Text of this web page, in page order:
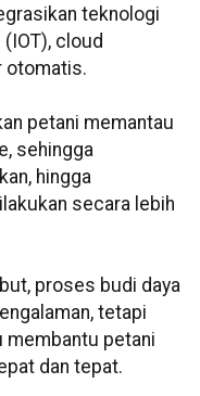
teknologi
cloud
otomatis.
petani memantau
sehingga
hingga
secara lebih
proses budi daya
tetapi
membantu petani
dan tepat.